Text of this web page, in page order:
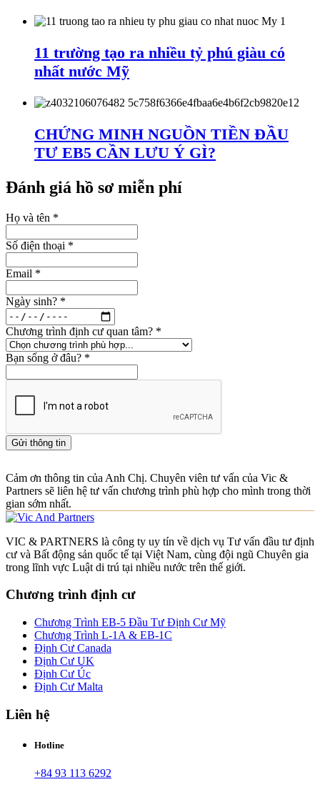
11 trường tạo ra nhiều tỷ phú giàu có
nhất nước Mỹ
CHỨNG MINH NGUỒN TIỀN ĐẦU
TƯ EB5 CẦN LƯU Ý GÌ?
Đánh giá hồ sơ miễn phí
Họ và tên *
Số điện thoại *
Email *
Ngày sinh? *
Chương trình định cư quan tâm? *
Bạn sống ở đâu? *
Gửi thông tin
Cảm ơn thông tin của Anh Chị. Chuyên viên tư vấn của Vic &
Partners sẽ liên hệ tư vấn chương trình phù hợp cho mình trong thời
gian sớm nhất.
VIC & PARTNERS là công ty uy tín về dịch vụ Tư vấn đầu tư định
cư và Bất động sản quốc tế tại Việt Nam, cùng đội ngũ Chuyên gia
trong lĩnh vực Luật di trú tại nhiều nước trên thế giới.
Chương trình định cư
Chương Trình EB-5 Đầu Tư Định Cư Mỹ
Chương Trình L-1A & EB-1C
Định Cư Canada
Định Cư UK
Định Cư Úc
Định Cư Malta
Liên hệ
Hotline
+84 93 113 6292